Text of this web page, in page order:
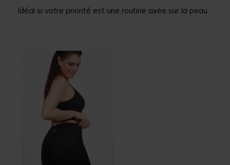
Idéal si votre priorité est une routine axée sur la peau.